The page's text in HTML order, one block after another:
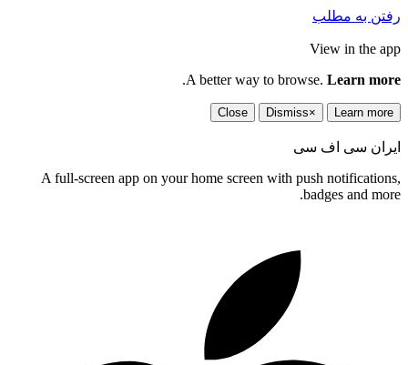
رفتن به مطلب
View in the app
A better way to browse. Learn more
.
Learn more
×
Dismiss
Close
ایران سی اف سی
A full-screen app on your home screen with push notifications,
badges and more.